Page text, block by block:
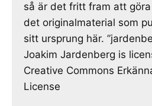
så är det fritt fram att
det originalmaterial som
sitt ursprung här.
Joakim Jardenberg is
Creative Commons
License